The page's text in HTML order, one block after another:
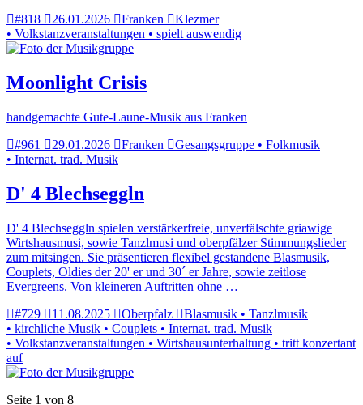
#818
26.01.2026 Franken
Klezmer
• Volkstanzveranstaltungen • spielt auswendig
Moonlight Crisis
handgemachte Gute-Laune-Musik aus Franken
#961
29.01.2026 Franken
Gesangsgruppe • Folkmusik
• Internat. trad. Musik
D' 4 Blechseggln
D' 4 Blechseggln spielen verstärkerfreie, unverfälschte griawige
Wirtshausmusi, sowie Tanzlmusi und oberpfälzer Stimmungslieder
zum mitsingen. Sie präsentieren flexibel gestandene Blasmusik,
Couplets, Oldies der 20' er und 30´ er Jahre, sowie zeitlose
Evergreens. Von kleineren Auftritten ohne …
#729
11.08.2025 Oberpfalz
Blasmusik • Tanzlmusik
• kirchliche Musik • Couplets • Internat. trad. Musik
• Volkstanzveranstaltungen • Wirtshausunterhaltung • tritt konzertant
auf
Seite 1 von 8